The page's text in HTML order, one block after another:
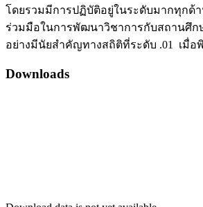
โดยรวมมีการปฏิบัติอยู่ในระดับมากทุกด้
ร่วมมือในการพัฒนาวิชาการกับสถานศึก
อย่างมีนัยสำคัญทางสถิติที่ระดับ .01 เมื่
Downloads